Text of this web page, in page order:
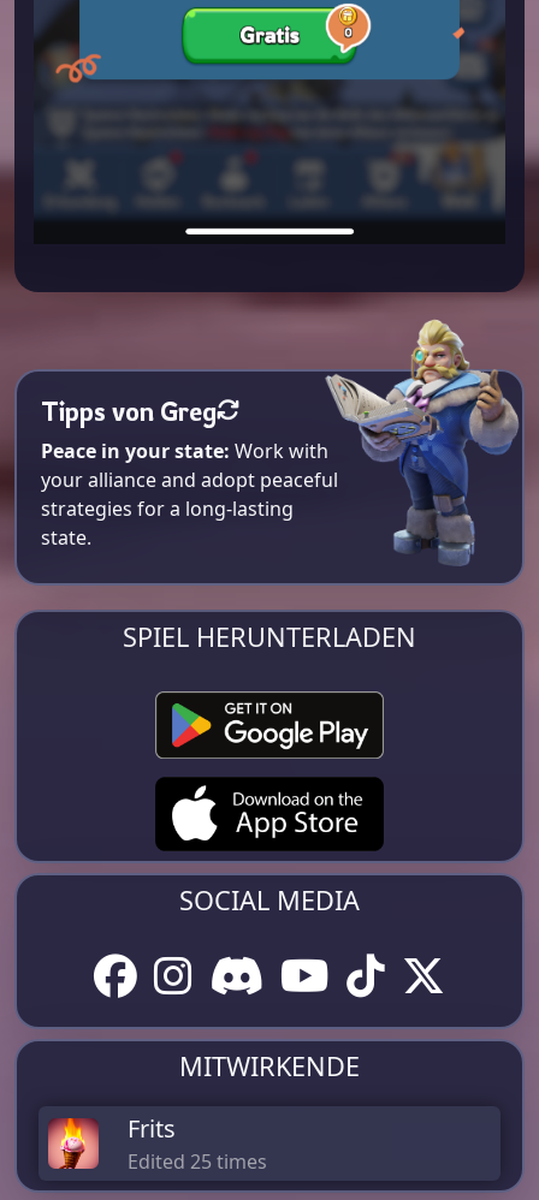
Tipps von Greg
Peace in your state: Work with
your alliance and adopt peaceful
strategies for a long-lasting
state.
SPIEL HERUNTERLADEN
SOCIAL MEDIA
MITWIRKENDE
Frits
Edited 25 times